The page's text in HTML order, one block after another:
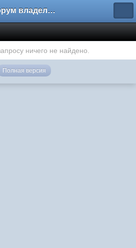
Форум владельцев интернет-магазинов
ничего не найдено.
Полная версия